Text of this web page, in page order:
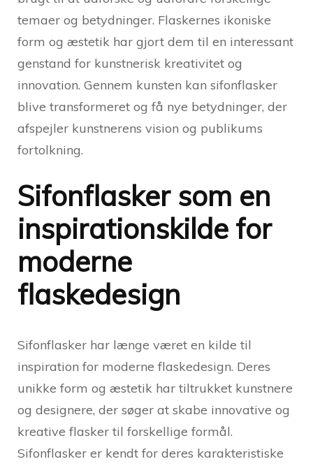
temaer og betydninger. Flaskernes ikoniske
form og æstetik har gjort dem til en interessant
genstand for kunstnerisk kreativitet og
innovation. Gennem kunsten kan sifonflasker
blive transformeret og få nye betydninger, der
afspejler kunstnerens vision og publikums
fortolkning.
Sifonflasker som en
inspirationskilde for
moderne
flaskedesign
Sifonflasker har længe været en kilde til
inspiration for moderne flaskedesign. Deres
unikke form og æstetik har tiltrukket kunstnere
og designere, der søger at skabe innovative og
kreative flasker til forskellige formål.
Sifonflasker er kendt for deres karakteristiske